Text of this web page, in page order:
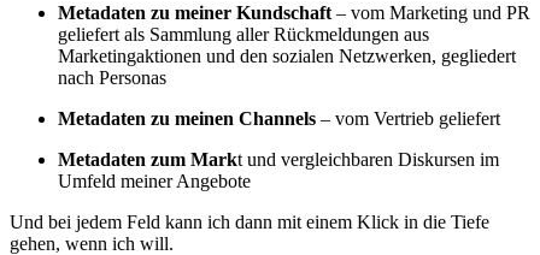
Metadaten zu meiner Kundschaft – vom Marketing und PR
geliefert als Sammlung aller Rückmeldungen aus
Marketingaktionen und den sozialen Netzwerken, gegliedert
nach Personas
Metadaten zu meinen Channels – vom Vertrieb geliefert
Metadaten zum Markt und vergleichbaren Diskursen im
Umfeld meiner Angebote
Und bei jedem Feld kann ich dann mit einem Klick in die Tiefe
gehen, wenn ich will.